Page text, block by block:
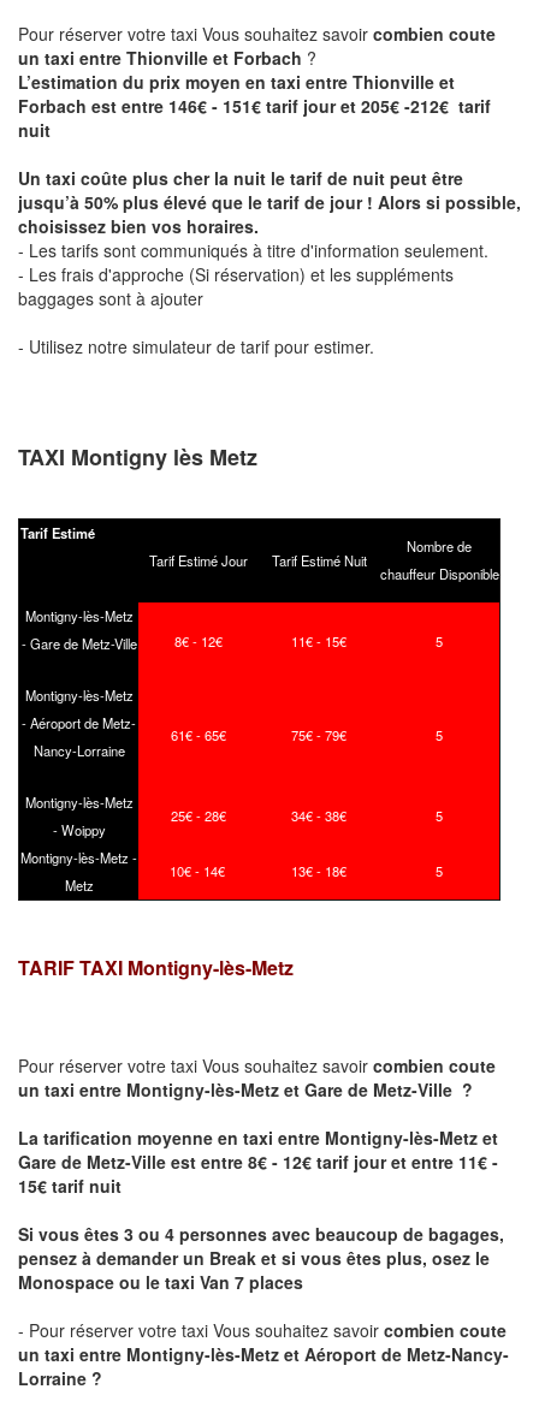
Pour réserver votre taxi Vous souhaitez savoir combien coute
un taxi entre Thionville et Forbach ?
L’estimation du prix moyen en taxi entre Thionville et
Forbach est entre 146€ - 151€ tarif jour et 205€ -212€ tarif
nuit
Un taxi coûte plus cher la nuit le tarif de nuit peut être
jusqu’à 50% plus élevé que le tarif de jour ! Alors si possible,
choisissez bien vos horaires.
- Les tarifs sont communiqués à titre d'information seulement.
- Les frais d'approche (Si réservation) et les suppléments
baggages sont à ajouter
- Utilisez notre simulateur de tarif pour estimer.
TAXI Montigny lès Metz
Tarif Estimé
Tarif Estimé Jour
Tarif Estimé Nuit
Nombre de
chauffeur Disponible
Montigny-lès-Metz
- Gare de Metz-Ville
8€ - 12€ 11€ - 15€ 5
Montigny-lès-Metz
- Aéroport de Metz-
Nancy-Lorraine
61€ - 65€ 75€ - 79€ 5
Montigny-lès-Metz
- Woippy
25€ - 28€ 34€ - 38€ 5
Montigny-lès-Metz -
Metz
10€ - 14€ 13€ - 18€ 5
TARIF TAXI Montigny-lès-Metz
Pour réserver votre taxi Vous souhaitez savoir combien coute
un taxi entre Montigny-lès-Metz et Gare de Metz-Ville ?
La tarification moyenne en taxi entre Montigny-lès-Metz et
Gare de Metz-Ville est entre 8€ - 12€ tarif jour et entre 11€ -
15€ tarif nuit
Si vous êtes 3 ou 4 personnes avec beaucoup de bagages,
pensez à demander un Break et si vous êtes plus, osez le
Monospace ou le taxi Van 7 places
- Pour réserver votre taxi Vous souhaitez savoir combien coute
un taxi entre Montigny-lès-Metz et Aéroport de Metz-Nancy-
Lorraine ?